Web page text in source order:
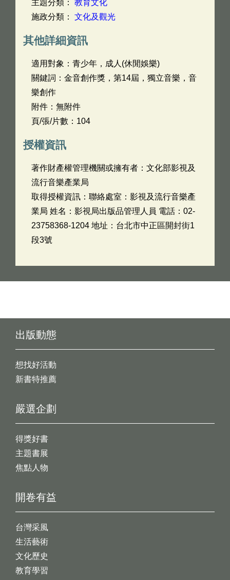
主題分類： 教育文化
施政分類： 文化及觀光
其他詳細資訊
適用對象：青少年，成人(休閒娛樂)
關鍵詞：金音創作獎，第14屆，獨立音樂，音
樂創作
附件：無附件
頁/張/片數：104
授權資訊
著作財產權管理機關或擁有者：文化部影視及
流行音樂產業局
取得授權資訊：聯絡處室：影視及流行音樂產
業局 姓名：影視局出版品管理人員 電話：02-
23758368-1204 地址：台北市中正區開封街1
段3號
出版動態
想找好活動
新書特推薦
開卷有益
台灣采風
生活藝術
文化歷史
教育學習
嚴選企劃
得獎好書
主題書展
焦點人物